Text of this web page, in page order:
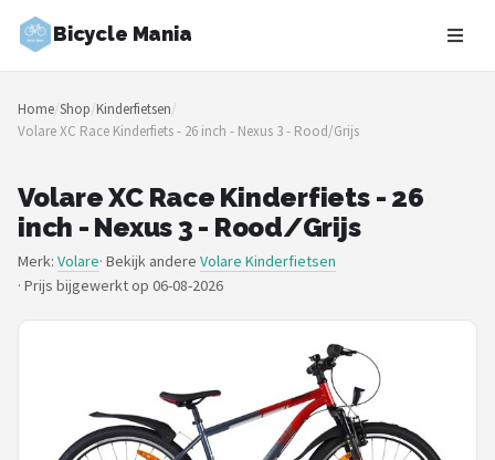
Bicycle Mania
Zoeken
NAVIGATIE
Merken
Blog
Fietsroutes
Stadsfietsen
Home/Shop/Kinderfietsen/
Volare XC Race Kinderfiets - 26 inch - Nexus 3 - Rood/Grijs
Volare XC Race Kinderfiets - 26
inch - Nexus 3 - Rood/Grijs
Merk: Volare· Bekijk andere Volare Kinderfietsen
· Prijs bijgewerkt op 06-08-2026